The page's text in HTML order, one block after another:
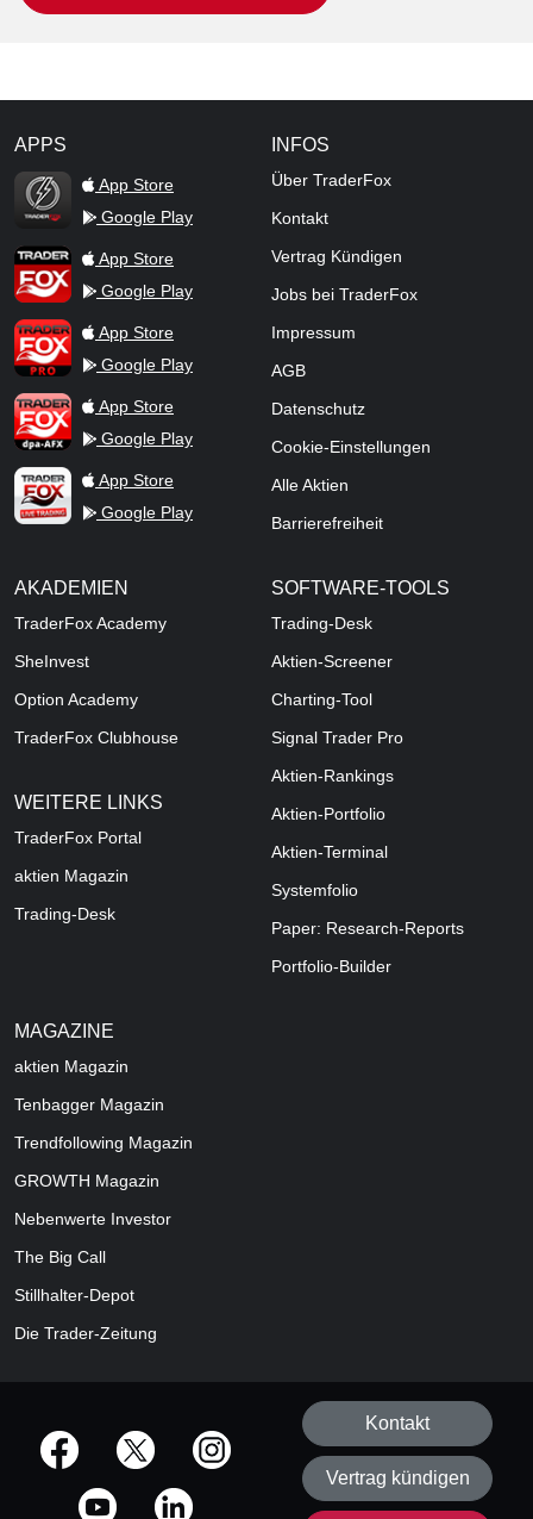
APPS
TraderFox Flash
App Store
Google Play
TraderFox AppApp Store
Google Play
TraderFox ProApp Store
Google Play
TraderFox dpa-AFX ProFeed
App Store
Google Play
TraderFox Live Trading
App Store
Google Play
INFOS
Über TraderFox
Kontakt
Vertrag Kündigen
Jobs bei TraderFox
Impressum
AGB
Datenschutz
Cookie-Einstellungen
Alle Aktien
Barrierefreiheit
AKADEMIEN
TraderFox Academy
SheInvest
Option Academy
TraderFox Clubhouse
WEITERE LINKS
TraderFox Portal
aktien Magazin
Trading-Desk
SOFTWARE-TOOLS
Trading-Desk
Aktien-Screener
Charting-Tool
Signal Trader Pro
Aktien-Rankings
Aktien-Portfolio
Aktien-Terminal
Systemfolio
Paper: Research-Reports
Portfolio-Builder
MAGAZINE
aktien Magazin
Tenbagger Magazin
Trendfollowing Magazin
GROWTH Magazin
Nebenwerte Investor
The Big Call
Stillhalter-Depot
Die Trader-Zeitung
offizielle Social Media-Accounts
Kontakt
Vertrag kündigen